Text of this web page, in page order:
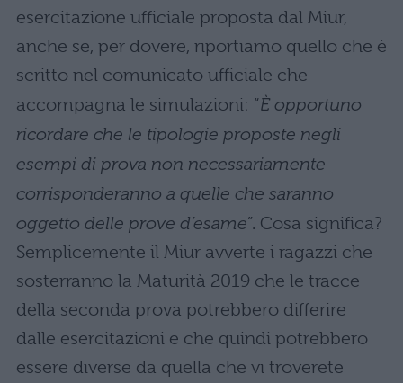
esercitazione ufficiale proposta dal Miur,
anche se, per dovere, riportiamo quello che è
scritto nel comunicato ufficiale che
accompagna le simulazioni: “È opportuno
ricordare che le tipologie proposte negli
esempi di prova non necessariamente
corrisponderanno a quelle che saranno
oggetto delle prove d’esame”. Cosa significa?
Semplicemente il Miur avverte i ragazzi che
sosterranno la Maturità 2019 che le tracce
della seconda prova potrebbero differire
dalle esercitazioni e che quindi potrebbero
essere diverse da quella che vi troverete